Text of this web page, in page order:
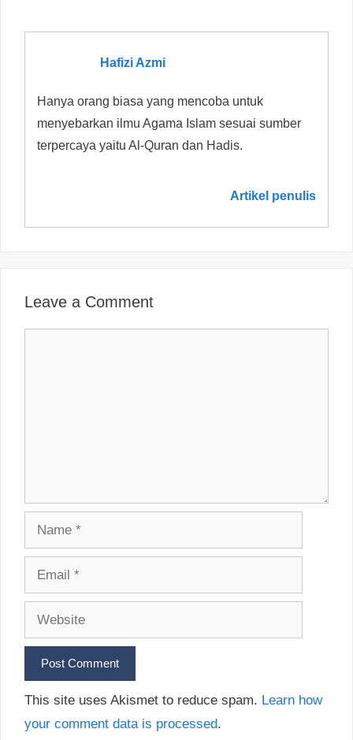
Hafizi Azmi
Hanya orang biasa yang mencoba untuk
menyebarkan ilmu Agama Islam sesuai sumber
terpercaya yaitu Al-Quran dan Hadis.
Artikel penulis
Leave a Comment
Name
Email
Website
This site uses Akismet to reduce spam. Learn how
your comment data is processed.